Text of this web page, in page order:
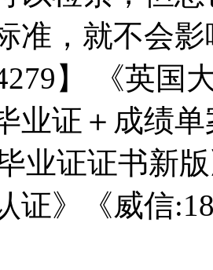
准，就不会
】 《英国
业证＋成绩单
毕业证证书新
证》《威信